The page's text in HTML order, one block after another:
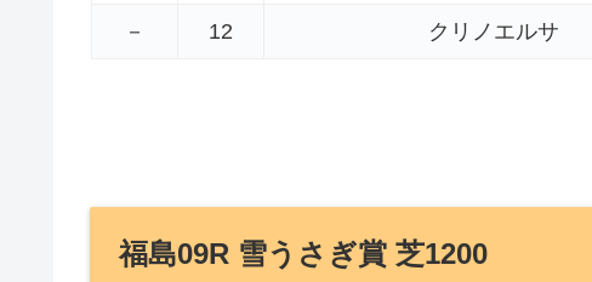
－ 12 クリノエルサ
福島09R 雪うさぎ賞 芝1200